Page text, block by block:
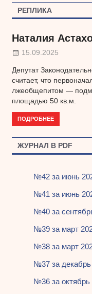
РЕПЛИКА
Наталия
15.09.2025
Депутат
считает, что
лжеобщепитом —
площадью 50 кв.м.
ПОДРОБНЕЕ
ЖУРНАЛ В PDF
№42 за июнь
№41 за июнь
№40 за
№39 за март
№38 за март
№37 за декабрь
№36 за октябрь